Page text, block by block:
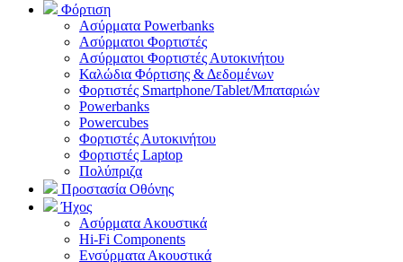
Φόρτιση
Ασύρματα Powerbanks
Aσύρματοι Φορτιστές
Ασύρματοι Φορτιστές Αυτοκινήτου
Καλώδια Φόρτισης & Δεδομένων
Φορτιστές Smartphone/Tablet/Μπαταριών
Powerbanks
Powercubes
Φορτιστές Αυτοκινήτου
Φορτιστές Laptop
Πολύπριζα
Προστασία Οθόνης
Ήχος
Ασύρματα Ακουστικά
Hi-Fi Components
Ενσύρματα Ακουστικά